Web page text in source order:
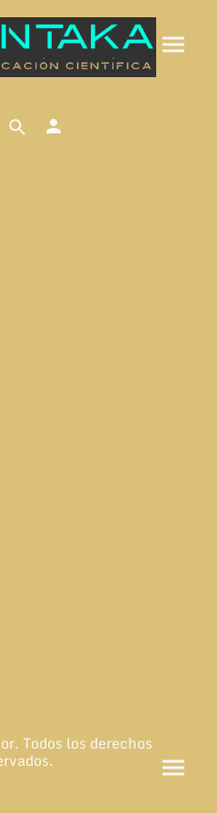
Todos los derechos